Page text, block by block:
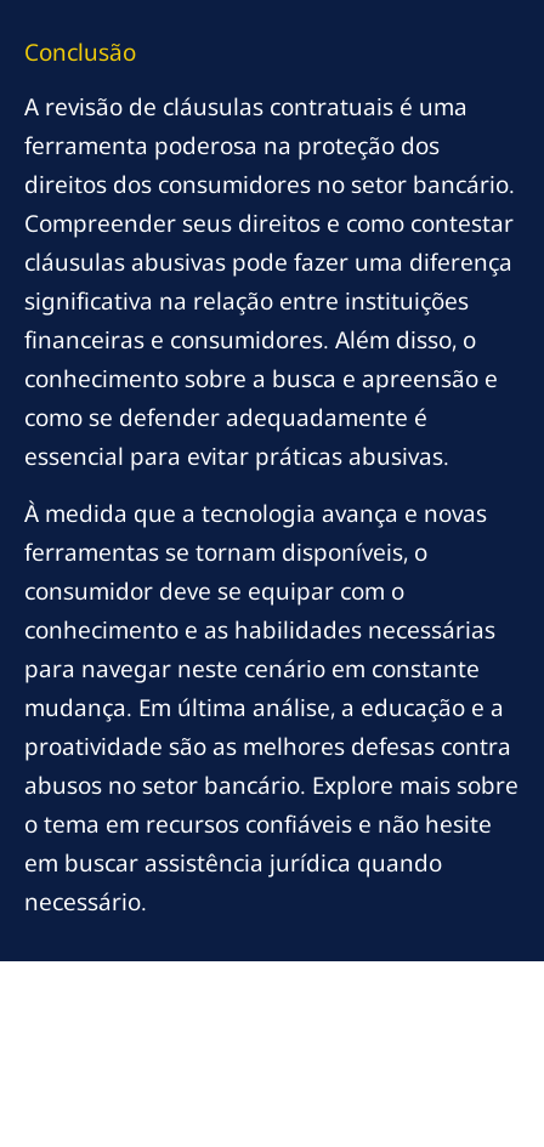
Conclusão
A revisão de cláusulas contratuais é uma
ferramenta poderosa na proteção dos
direitos dos consumidores no setor bancário.
Compreender seus direitos e como contestar
cláusulas abusivas pode fazer uma diferença
significativa na relação entre instituições
financeiras e consumidores. Além disso, o
conhecimento sobre a busca e apreensão e
como se defender adequadamente é
essencial para evitar práticas abusivas.
À medida que a tecnologia avança e novas
ferramentas se tornam disponíveis, o
consumidor deve se equipar com o
conhecimento e as habilidades necessárias
para navegar neste cenário em constante
mudança. Em última análise, a educação e a
proatividade são as melhores defesas contra
abusos no setor bancário. Explore mais sobre
o tema em recursos confiáveis e não hesite
em buscar assistência jurídica quando
necessário.